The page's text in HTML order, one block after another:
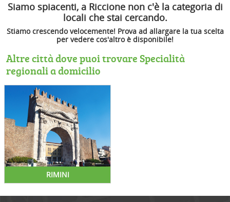
Siamo spiacenti, a Riccione non c'è la categoria di
locali che stai cercando.
Stiamo crescendo velocemente! Prova ad allargare la tua scelta
per vedere cos'altro è disponibile!
Altre città dove puoi trovare Specialità
regionali a domicilio
RIMINI